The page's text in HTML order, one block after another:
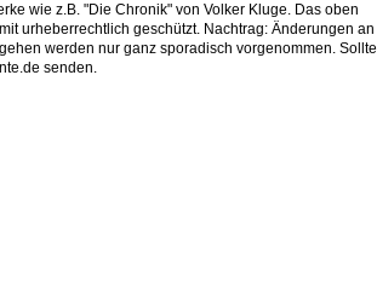
wie z.B. "Die Chronik" von Volker Kluge. Das oben
urheberrechtlich geschützt. Nachtrag: Änderungen an
werden nur ganz sporadisch vorgenommen. Sollte
senden.